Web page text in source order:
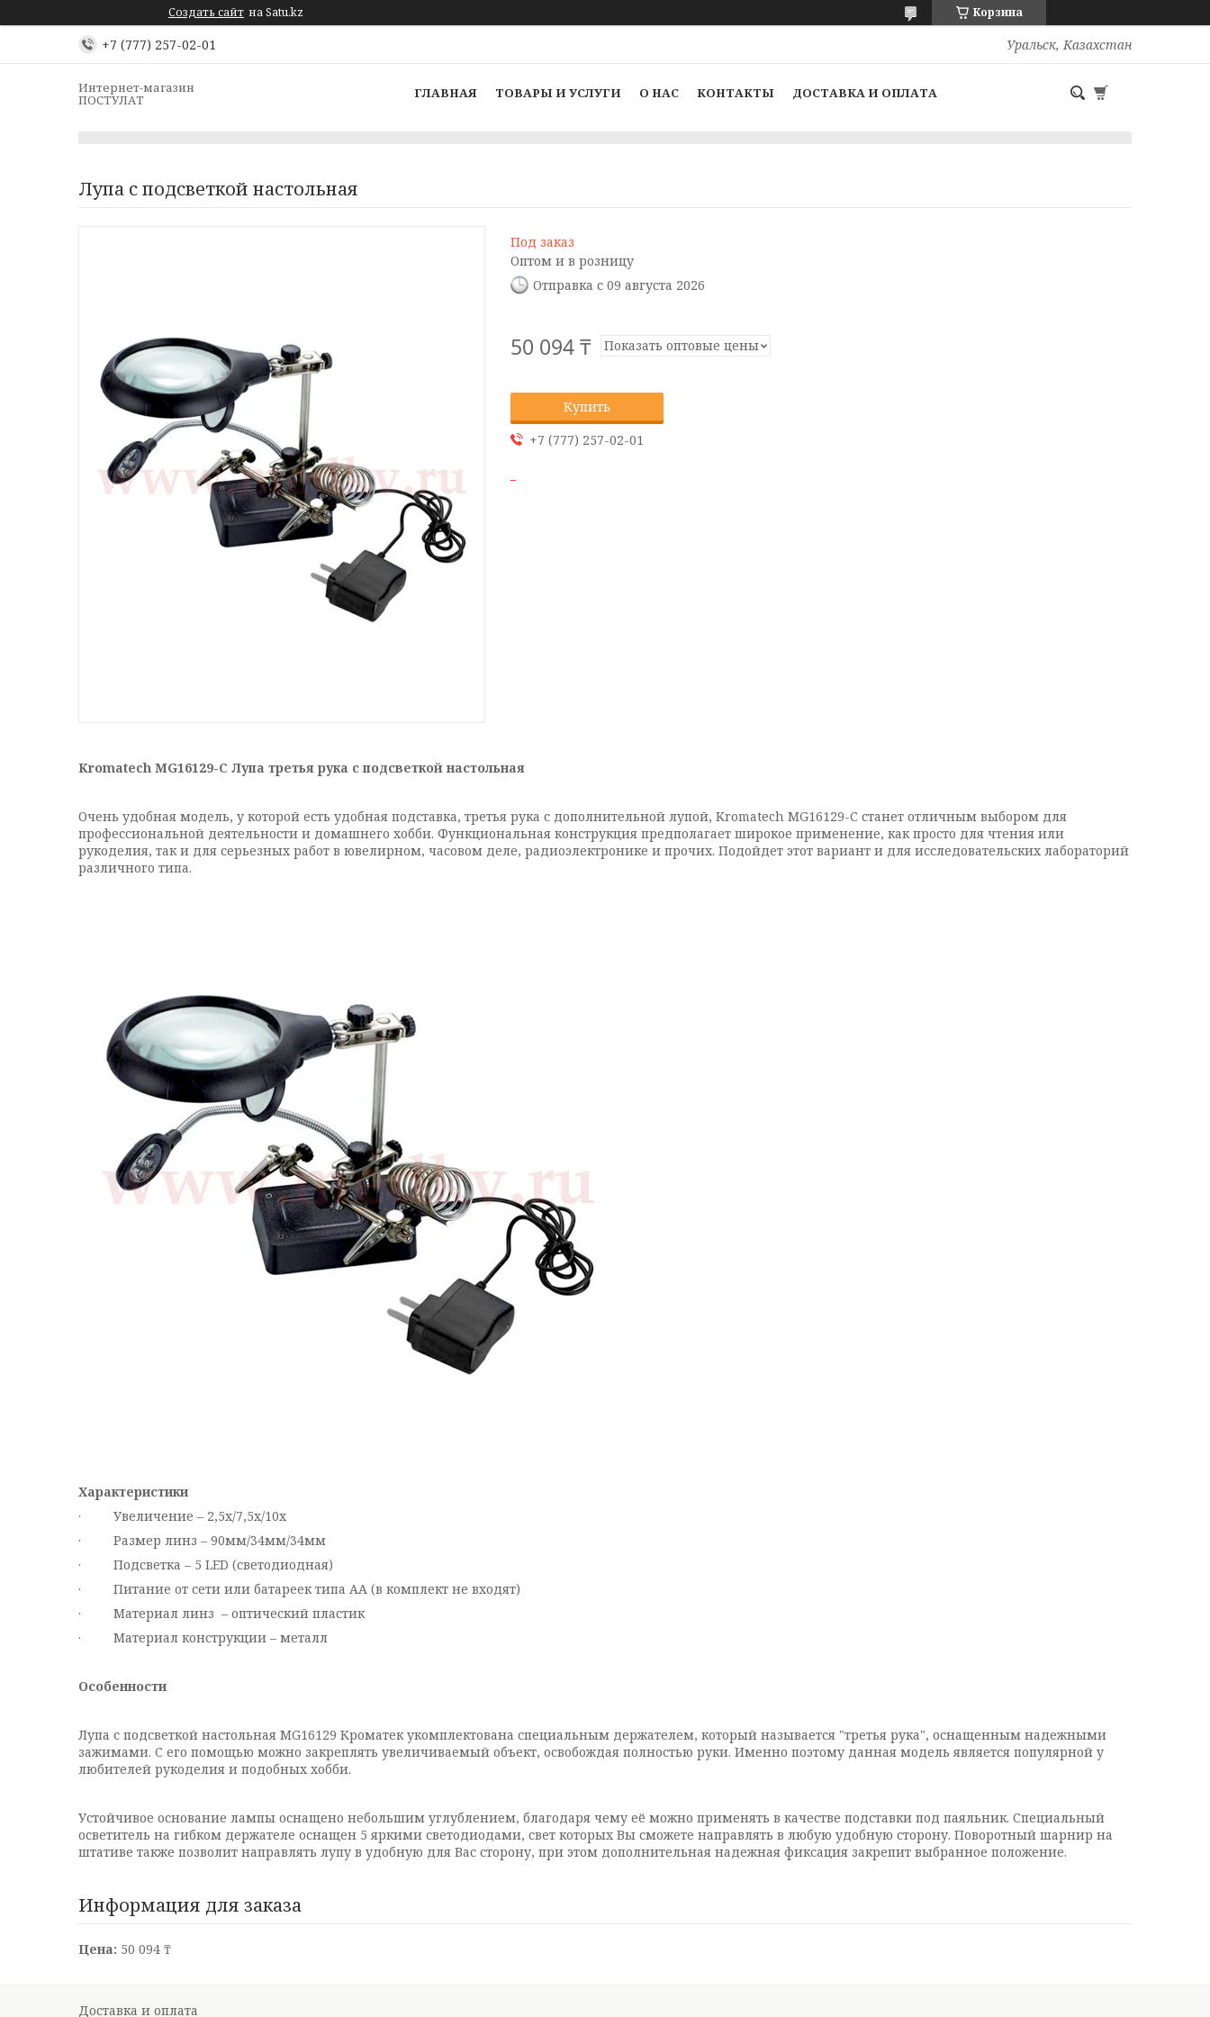
Создать сайт на Satu.kz Корзина
+7 (777) 257-02-01 Уральск, Казахстан
Интернет-магазин
ПОСТУЛАТ ГЛАВНАЯ ТОВАРЫ И УСЛУГИ О НАС КОНТАКТЫ ДОСТАВКА И ОПЛАТА
Лупа с подсветкой настольная
Под заказ
Оптом и в розницу
Отправка с 09 августа 2026
50 094 ₸ Показать оптовые цены
Купить
+7 (777) 257-02-01
Kromatech MG16129-С Лупа третья рука с подсветкой настольная
Очень удобная модель, у которой есть удобная подставка, третья рука с дополнительной лупой, Kromatech MG16129-С станет отличным выбором для
профессиональной деятельности и домашнего хобби. Функциональная конструкция предполагает широкое применение, как просто для чтения или
рукоделия, так и для серьезных работ в ювелирном, часовом деле, радиоэлектронике и прочих. Подойдет этот вариант и для исследовательских лабораторий
различного типа.
Характеристики
· Увеличение – 2,5х/7,5х/10х
· Размер линз – 90мм/34мм/34мм
· Подсветка – 5 LED (светодиодная)
· Питание от сети или батареек типа АА (в комплект не входят)
· Материал линз – оптический пластик
· Материал конструкции – металл
Особенности
Лупа с подсветкой настольная MG16129 Кроматек укомплектована специальным держателем, который называется "третья рука", оснащенным надежными
зажимами. С его помощью можно закреплять увеличиваемый объект, освобождая полностью руки. Именно поэтому данная модель является популярной у
любителей рукоделия и подобных хобби.
Устойчивое основание лампы оснащено небольшим углублением, благодаря чему её можно применять в качестве подставки под паяльник. Специальный
осветитель на гибком держателе оснащен 5 яркими светодиодами, свет которых Вы сможете направлять в любую удобную сторону. Поворотный шарнир на
штативе также позволит направлять лупу в удобную для Вас сторону, при этом дополнительная надежная фиксация закрепит выбранное положение.
Информация для заказа
Цена: 50 094 ₸
Доставка и оплата